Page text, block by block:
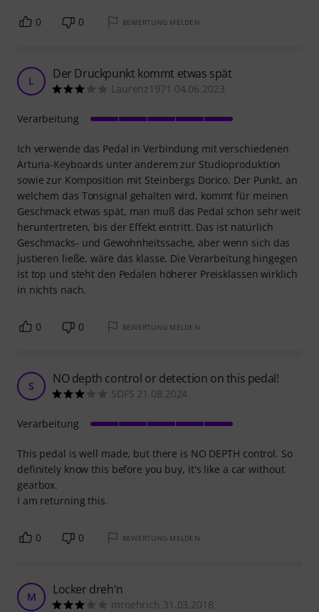
0 0 BEWERTUNG MELDEN
L Der Druckpunkt kommt etwas spät
Laurenz1971 04.06.2023
Ich verwende das Pedal in Verbindung mit verschiedenen
Arturia-Keyboards unter anderem zur Studioproduktion
sowie zur Komposition mit Steinbergs Dorico. Der Punkt, an
welchem das Tonsignal gehalten wird, kommt für meinen
Geschmack etwas spät, man muß das Pedal schon sehr weit
heruntertreten, bis der Effekt eintritt. Das ist natürlich
Geschmacks- und Gewohnheitssache, aber wenn sich das
justieren ließe, wäre das klasse. Die Verarbeitung hingegen
ist top und steht den Pedalen höherer Preisklassen wirklich
in nichts nach.
Verarbeitung
0 0 BEWERTUNG MELDEN
S NO depth control or detection on this pedal!
SDFS 21.08.2024
This pedal is well made, but there is NO DEPTH control. So
definitely know this before you buy, it's like a car without
gearbox.
I am returning this.
Verarbeitung
0 0 BEWERTUNG MELDEN
M Locker dreh'n
mroehrich 31.03.2018